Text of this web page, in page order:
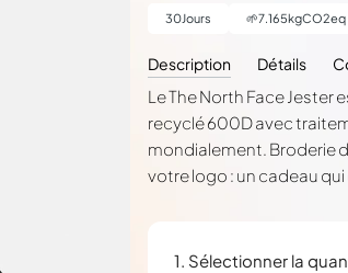
30Jours 🌱7.165kgCO2eq
Description Détails
Le The North Face
recyclé 600D avec
mondialement. Broderie
votre logo : un cadeau
1. Sélectionner la